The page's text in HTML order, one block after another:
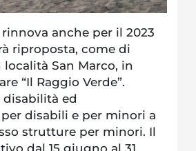
anche per il 2023
riproposta, come di
San Marco, in
“Il Raggio Verde”.
disabilità ed
disabili e per minori a
strutture per minori. Il
dal 15 giugno al 31